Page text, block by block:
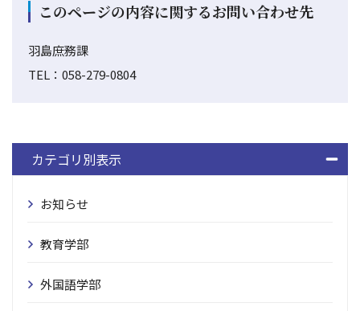
このページの内容に関するお問い合わせ先
羽島庶務課
TEL：058-279-0804
カテゴリ別表示
お知らせ
教育学部
外国語学部